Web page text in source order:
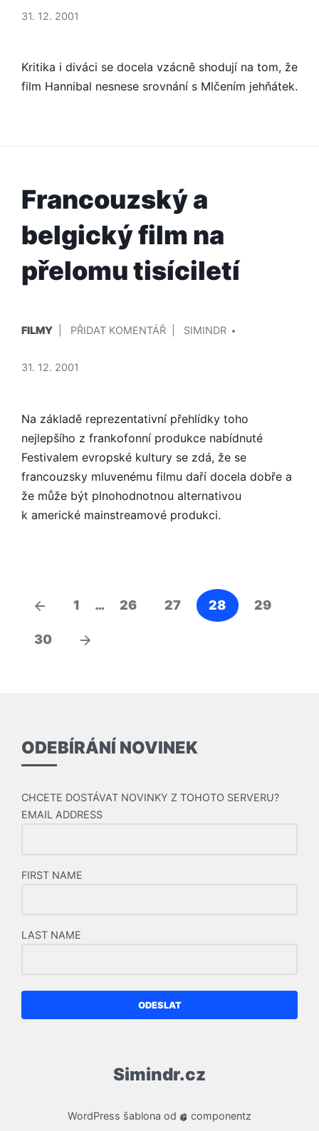
31. 12. 2001
Kritika i diváci se docela vzácně shodují na tom, že
film Hannibal nesnese srovnání s Mlčením jehňátek.
Francouzský a
belgický film na
přelomu tisíciletí
V
FILMY PŘIDAT KOMENTÁŘNA
NA
PŘELOMU
SIMINDR
31. 12. 2001
Na základě reprezentativní přehlídky toho
nejlepšího z frankofonní produkce nabídnuté
Festivalem evropské kultury se zdá, že se
francouzsky mluvenému filmu daří docela dobře a
že může být plnohodnotnou alternativou
k americké mainstreamové produkci.
Navigace
Předchozí
1 … 26 27 28 29
30
Další
Simindr.cz
WordPress šablona od componentz
ODEBÍRÁNÍ NOVINEK
CHCETE DOSTÁVAT NOVINKY Z TOHOTO SERVERU?
EMAIL ADDRESS
FIRST NAME
LAST NAME
ODESLAT